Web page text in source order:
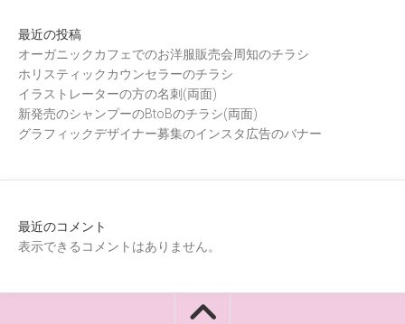
最近の投稿
オーガニックカフェでのお洋服販売会周知のチラシ
ホリスティックカウンセラーのチラシ
イラストレーターの方の名刺(両面)
新発売のシャンプーのBtoBのチラシ(両面)
グラフィックデザイナー募集のインスタ広告のバナー
最近のコメント
表示できるコメントはありません。